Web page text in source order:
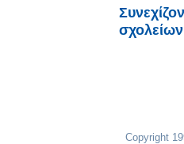
Copyright